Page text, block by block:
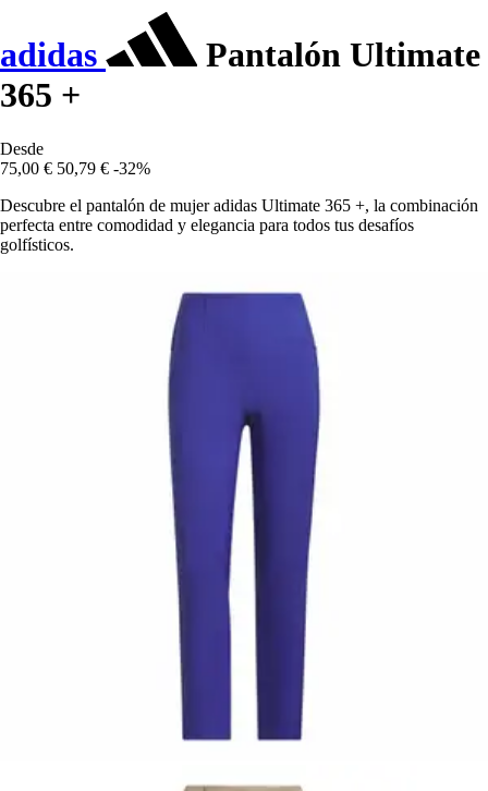
adidas
Pantalón Ultimate
365 +
Desde
75,00 € 50,79 € -32%
Descubre el pantalón de mujer adidas Ultimate 365 +, la combinación
perfecta entre comodidad y elegancia para todos tus desafíos
golfísticos.